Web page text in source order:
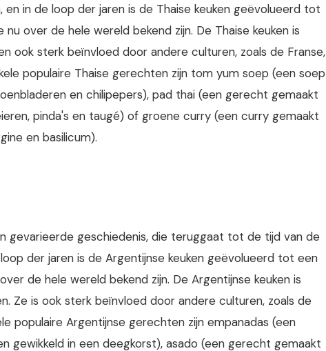
en in de loop der jaren is de Thaise keuken geëvolueerd tot
over de hele wereld bekend zijn. De Thaise keuken is
ook sterk beïnvloed door andere culturen, zoals de Franse,
populaire Thaise gerechten zijn tom yum soep (een soep
en chilipepers), pad thai (een gerecht gemaakt
pinda's en taugé) of groene curry (een curry gemaakt
en basilicum).
gevarieerde geschiedenis, die teruggaat tot de tijd van de
der jaren is de Argentijnse keuken geëvolueerd tot een
de hele wereld bekend zijn. De Argentijnse keuken is
Ze is ook sterk beïnvloed door andere culturen, zoals de
populaire Argentijnse gerechten zijn empanadas (een
gewikkeld in een deegkorst), asado (een gerecht gemaakt